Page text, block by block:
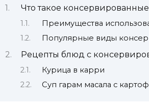
Что такое
Преимущества
Популярные виды
Рецепты блюд с
Курица в карри
Суп гарам масала с